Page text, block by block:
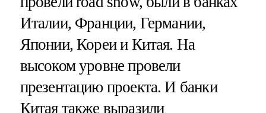
Италии, Франции, Германии,
Японии, Кореи и Китая. На
высоком уровне провели
презентацию проекта. И банки
Китая также выразили